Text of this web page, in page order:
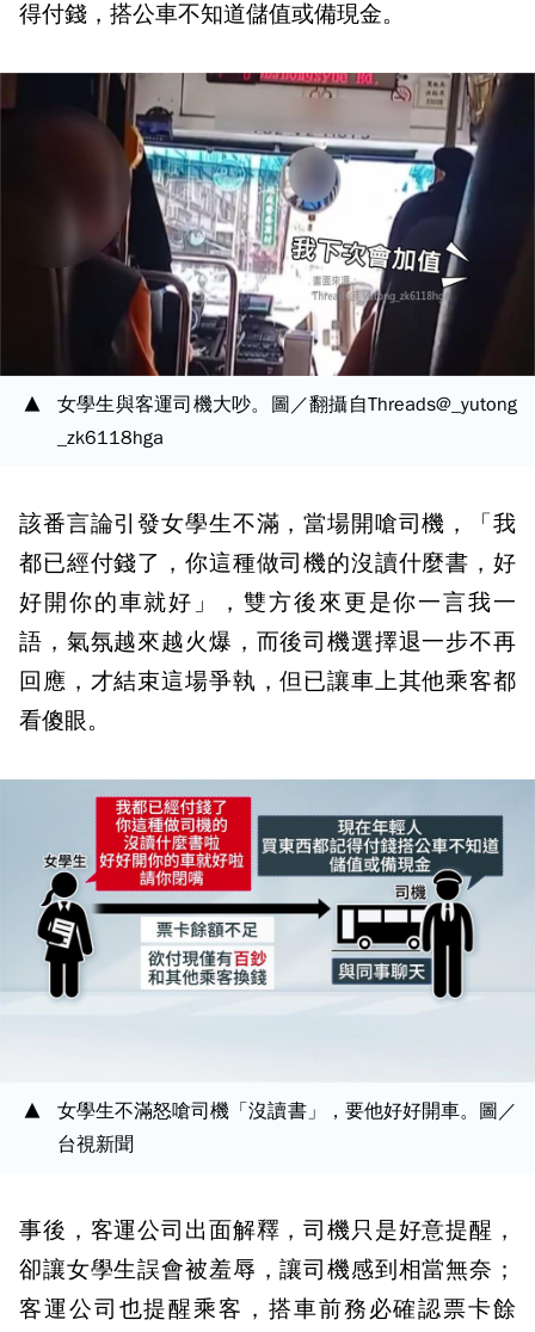
得付錢，搭公車不知道儲值或備現金。
女學生與客運司機大吵。圖／翻攝自Threads@_yutong
_zk6118hga
該番言論引發女學生不滿，當場開嗆司機，「我
都已經付錢了，你這種做司機的沒讀什麼書，好
好開你的車就好」，雙方後來更是你一言我一
語，氣氛越來越火爆，而後司機選擇退一步不再
回應，才結束這場爭執，但已讓車上其他乘客都
看傻眼。
女學生不滿怒嗆司機「沒讀書」，要他好好開車。圖／
台視新聞
事後，客運公司出面解釋，司機只是好意提醒，
卻讓女學生誤會被羞辱，讓司機感到相當無奈；
客運公司也提醒乘客，搭車前務必確認票卡餘